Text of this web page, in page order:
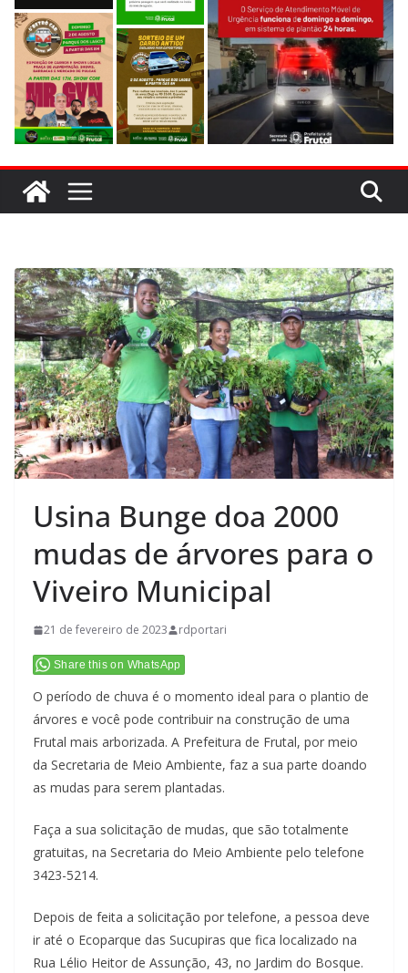
Usina Bunge doa 2000
mudas de árvores para o
Viveiro Municipal
21 de fevereiro de 2023 rdportari
Share this on WhatsApp
O período de chuva é o momento ideal para o plantio de
árvores e você pode contribuir na construção de uma
Frutal mais arborizada. A Prefeitura de Frutal, por meio
da Secretaria de Meio Ambiente, faz a sua parte doando
as mudas para serem plantadas.
Faça a sua solicitação de mudas, que são totalmente
gratuitas, na Secretaria do Meio Ambiente pelo telefone
3423-5214.
Depois de feita a solicitação por telefone, a pessoa deve
ir até o Ecoparque das Sucupiras que fica localizado na
Rua Lélio Heitor de Assunção, 43, no Jardim do Bosque.